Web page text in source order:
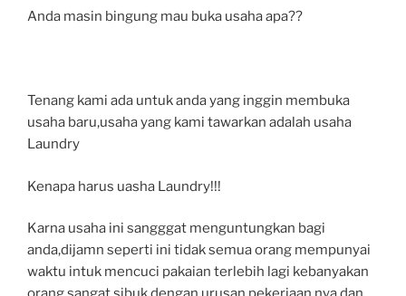
Anda masin bingung mau buka usaha apa??
Tenang kami ada untuk anda yang inggin membuka
usaha baru,usaha yang kami tawarkan adalah usaha
Laundry
Kenapa harus uasha Laundry!!!
Karna usaha ini sangggat menguntungkan bagi
anda,dijamn seperti ini tidak semua orang mempunyai
waktu intuk mencuci pakaian terlebih lagi kebanyakan